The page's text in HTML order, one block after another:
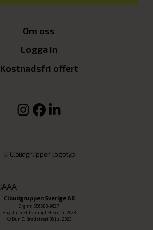
Om oss
Logga in
Kostnadsfri offert
Cloudgruppen Sverige AB
Org.nr 556583-9627
Högsta kreditvärdighet sedan 2023
© Dun & Bradstreet 06 jul 2023